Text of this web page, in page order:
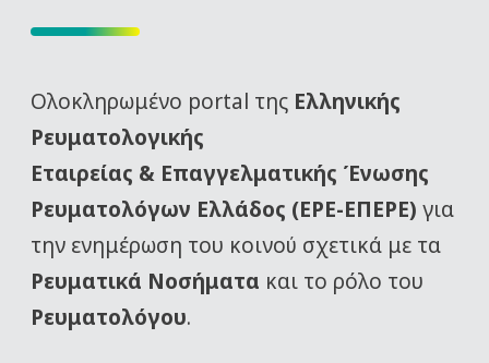
Oλοκληρωμένο portal της Ελληνικής
Ρευματολογικής
Εταιρείας & Επαγγελματικής Ένωσης
Ρευματολόγων Ελλάδος (ΕΡΕ-ΕΠΕΡΕ) για
την ενημέρωση του κοινού σχετικά με τα
Ρευματικά Νοσήματα και το ρόλο του
Ρευματολόγου.